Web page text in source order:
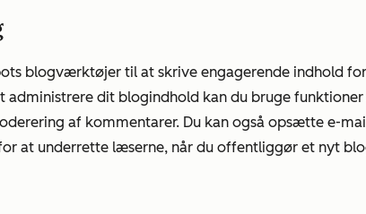
blogværktøjer til at skrive engagerende indhold
administrere dit blogindhold kan du bruge
af kommentarer. Du kan også opsætte e-
at underrette læserne, når du offentliggør et nyt